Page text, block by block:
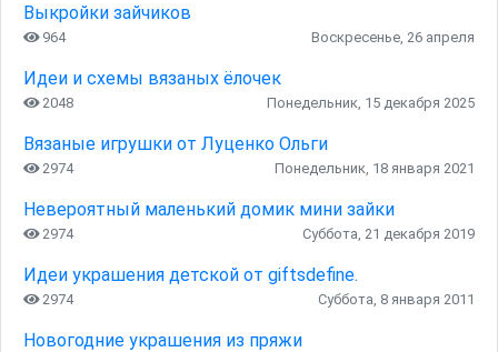
Выкройки зайчиков
964 Воскресенье, 26 апреля
Идеи и схемы вязаных ёлочек
2048 Понедельник, 15 декабря 2025
Вязаные игрушки от Луценко Ольги
2974 Понедельник, 18 января 2021
Невероятный маленький домик мини зайки
2974 Суббота, 21 декабря 2019
Идеи украшения детской от giftsdefine.
2974 Суббота, 8 января 2011
Новогодние украшения из пряжи